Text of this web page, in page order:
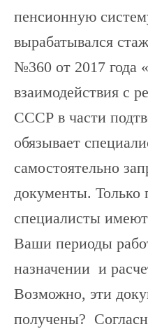
пенсионную
вырабатывался
№360 от 2017 года
взаимодействия с
СССР в части
обязывает
самостоятельно
документы. Только
специалисты
Ваши периоды
назначении и
Возможно, эти
получены?